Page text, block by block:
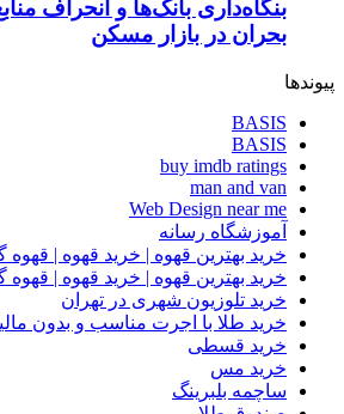
بنگاه‌داری بانک‌ها و انحراف
بحران در بازار مسکن
پیوندها
BASIS
BASIS
buy imdb ratings
man and van
Web Design near me
آموزشگاه رسانه
خرید بهترین قهوه | خرید قهوه | قهوه
خرید بهترین قهوه | خرید قهوه | قهوه
خرید تلوزیون شهری در تهران
خرید طلا با اجرت مناسب و بدون
خرید قسطی
خرید مس
ساچمه بلبرینگ